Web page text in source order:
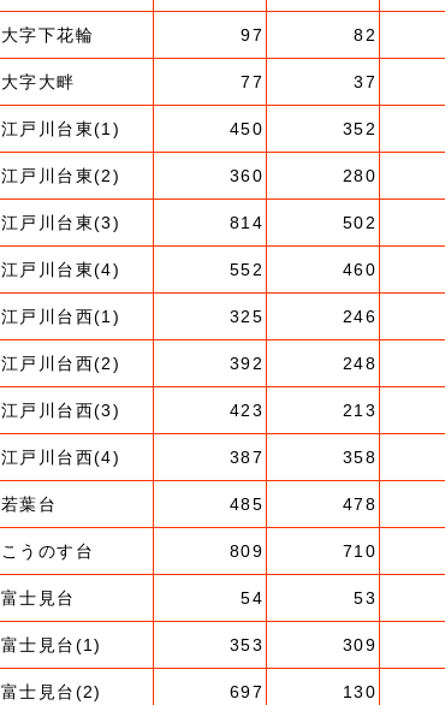
大字下花輪 97 82
大字大畔 77 37
江戸川台東(1) 450 352
江戸川台東(2) 360 280
江戸川台東(3) 814 502
江戸川台東(4) 552 460
江戸川台西(1) 325 246
江戸川台西(2) 392 248
江戸川台西(3) 423 213
江戸川台西(4) 387 358
若葉台 485 478
こうのす台 809 710
富士見台 54 53
富士見台(1) 353 309
富士見台(2) 697 130